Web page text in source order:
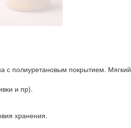
с полиуретановым покрытием. Мягкий
и пр).
хранения.